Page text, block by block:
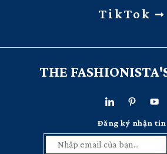
TikTok
THE
Đăng ký nhận tin